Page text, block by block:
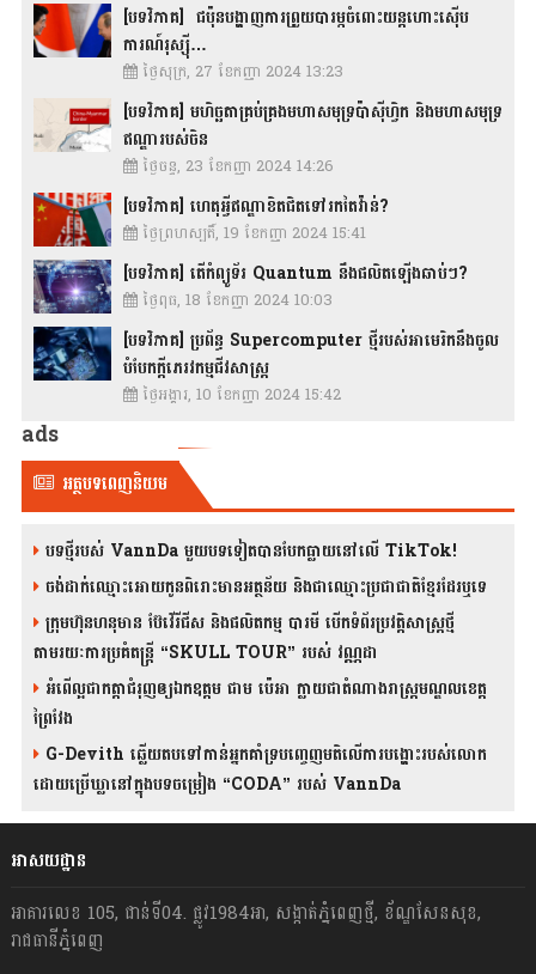
[បទវិភាគ] ជប៉ុនបង្ហាញការព្រួយបារម្ភចំពោះយន្តហោះស៊ើប
ការណ៍រុស្ស៊ី…
ថ្ងៃសុក្រ, 27 ខែកញ្ញា 2024 13:23
[បទវិភាគ] មហិច្ឆតាគ្រប់គ្រងមហាសមុទ្រប៉ាស៊ីហ្វិក និងមហាសមុទ្រ
ឥណ្ឌារបស់ចិន
ថ្ងៃចន្ទ, 23 ខែកញ្ញា 2024 14:26
[បទវិភាគ] ហេតុអ្វីឥណ្ឌាខិតជិតទៅរកតៃវ៉ាន់?
ថ្ងៃព្រហស្បតិ៍, 19 ខែកញ្ញា 2024 15:41
[បទវិភាគ] តើកំព្យូទ័រ Quantum នឹងផលិតឡើងឆាប់ៗ?
ថ្ងៃពុធ, 18 ខែកញ្ញា 2024 10:03
[បទវិភាគ] ប្រព័ន្ធ Supercomputer ថ្មីរបស់អាមេរិកនឹងចូល
បំបែកក្តីភេរវកម្មជីវសាស្រ្ត
ថ្ងៃអង្គារ, 10 ខែកញ្ញា 2024 15:42
ads
អត្ថបទពេញនិយម
បទថ្មីរបស់ VannDa មួយបទទៀតបានបែកធ្លាយនៅលើ TikTok!
ចង់ដាក់ឈ្មោះអោយកូនពិរោះមានអត្ថន័យ និងជាឈ្មោះប្រជាជាតិខ្មែរដែរឬទេ
ក្រុមហ៊ុនហនុមាន ប៊ែវើរីជីស និង​ផលិតកម្ម បារមី​ បើកទំព័រប្រវត្តិសាស្ត្រថ្មី
តាមរយៈការប្រគំតន្រ្តី “SKULL TOUR” របស់ វណ្ណដា
អំពើល្អជាកត្តាជំរុញឲ្យឯកឧត្តម ជាម ប៉េអា ក្លាយជាតំណាងរាស្ត្រមណ្ឌលខេត្ត
ព្រៃវែង
G-Devith ឆ្លើយតបទៅកាន់អ្នកគាំទ្របញ្ចេញមតិលើការបង្ហោះរបស់លោក
ដោយប្រើឃ្លានៅក្នុងបទចម្រៀង “CODA” រ​​​បស់ VannDa
អាសយដ្ឋាន
អាគារលេខ 105, ជាន់ទី04. ផ្លូវ1984អា, សង្កាត់ភ្នំពេញថ្មី, ខ័ណ្ឌសែនសុខ,
រាជធានីភ្នំពេញ